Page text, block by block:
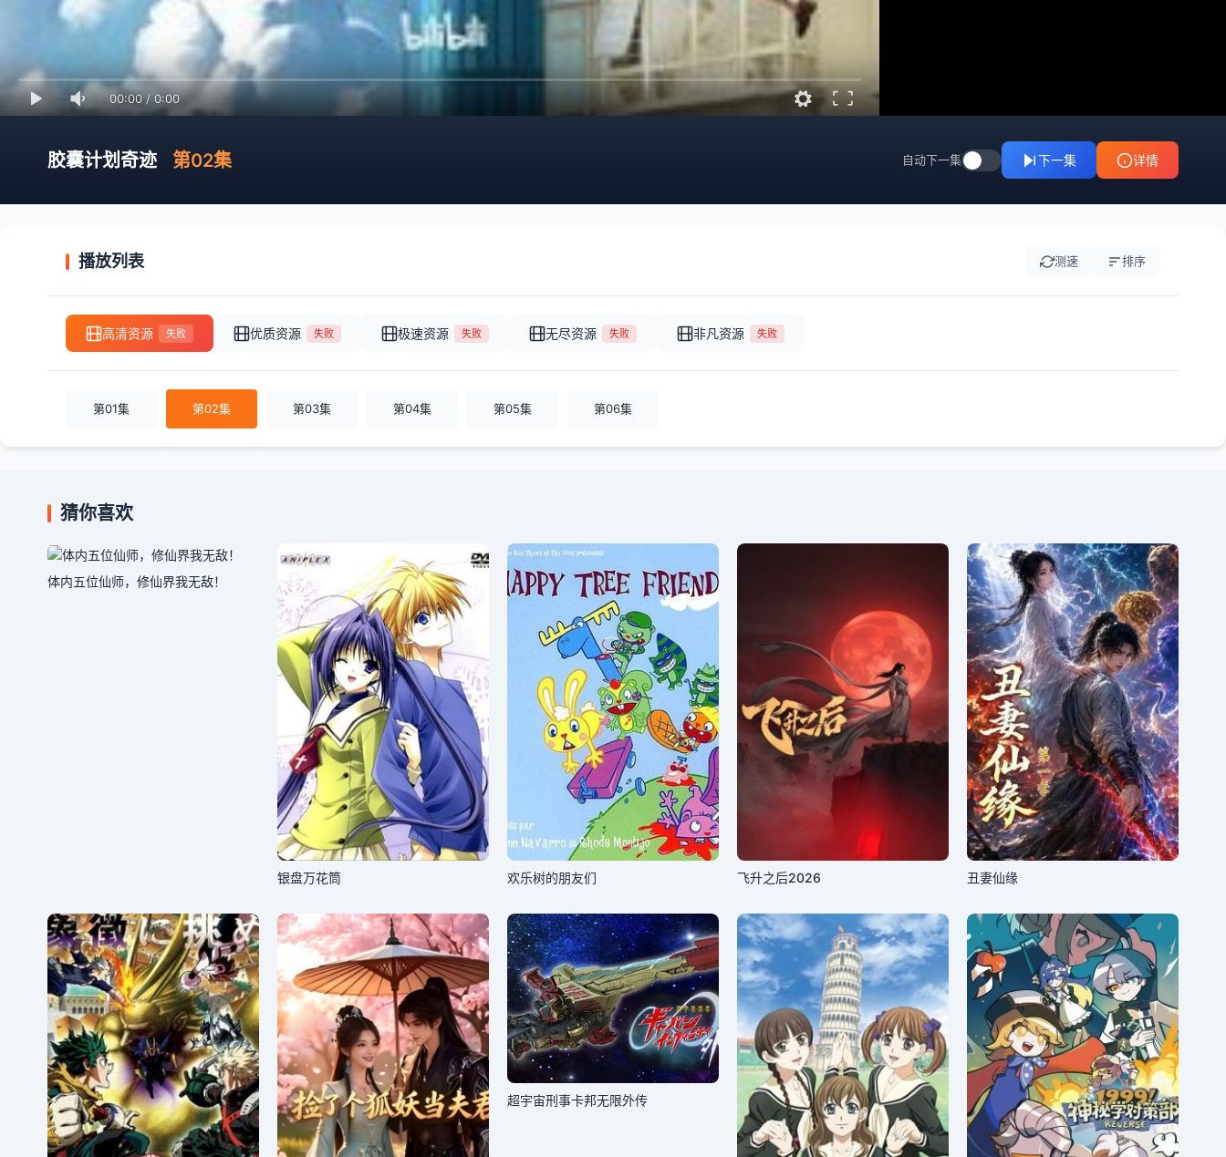
00:00/0:00
胶囊计划奇迹 第02集 自动下一集 下一集 详情
播放列表 测速 排序
高清资源 失败 优质资源 失败 极速资源 失败 无尽资源 失败 非凡资源 失败
第01集 第02集 第03集 第04集 第05集 第06集
猜你喜欢
体内五位仙师，修仙界我无敌！
银盘万花筒 欢乐树的朋友们 飞升之后2026 丑妻仙缘
超宇宙刑事卡邦无限外传